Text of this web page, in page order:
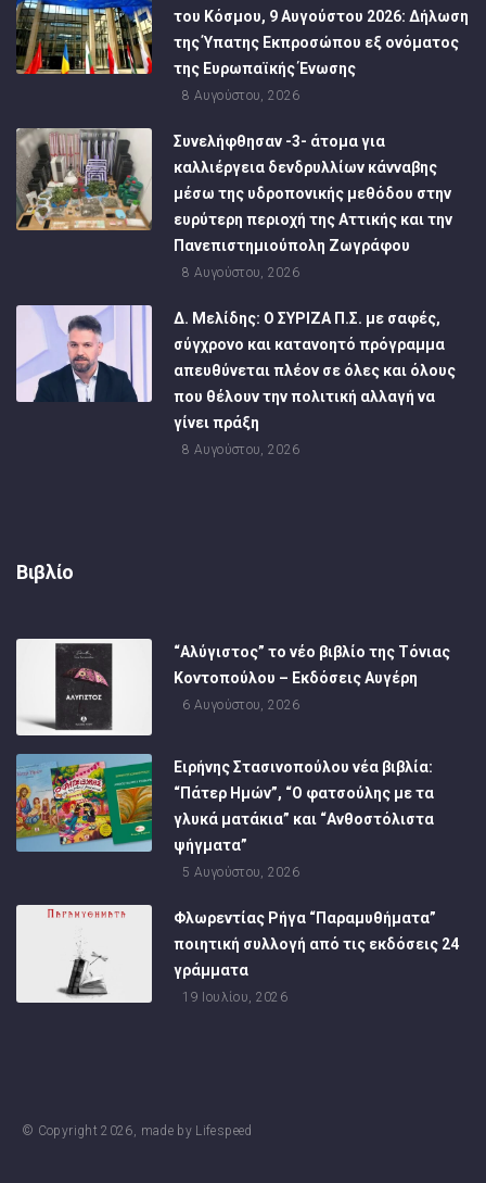
του Κόσμου, 9 Αυγούστου 2026: Δήλωση
της Ύπατης Εκπροσώπου εξ ονόματος
της Ευρωπαϊκής Ένωσης
8 Αυγούστου, 2026
Συνελήφθησαν -3- άτομα για
καλλιέργεια δενδρυλλίων κάνναβης
μέσω της υδροπονικής μεθόδου στην
ευρύτερη περιοχή της Αττικής και την
Πανεπιστημιούπολη Ζωγράφου
8 Αυγούστου, 2026
Δ. Μελίδης: Ο ΣΥΡΙΖΑ Π.Σ. με σαφές,
σύγχρονο και κατανοητό πρόγραμμα
απευθύνεται πλέον σε όλες και όλους
που θέλουν την πολιτική αλλαγή να
γίνει πράξη
8 Αυγούστου, 2026
Βιβλίο
“Αλύγιστος” το νέο βιβλίο της Τόνιας
Κοντοπούλου – Εκδόσεις Αυγέρη
6 Αυγούστου, 2026
Ειρήνης Στασινοπούλου νέα βιβλία:
“Πάτερ Ημών”, “Ο φατσούλης με τα
γλυκά ματάκια” και “Ανθοστόλιστα
ψήγματα”
5 Αυγούστου, 2026
Φλωρεντίας Ρήγα “Παραμυθήματα”
ποιητική συλλογή από τις εκδόσεις 24
γράμματα
19 Ιουλίου, 2026
© Copyright2026, made by Lifespeed